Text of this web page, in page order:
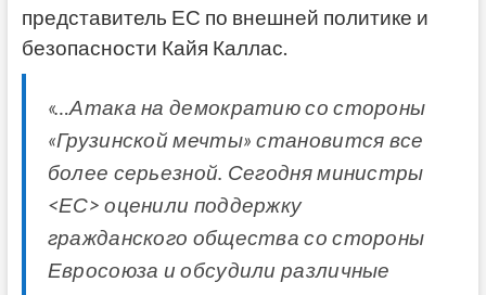
представитель ЕС по внешней политике и
безопасности Кайя Каллас.
«…Атака на демократию со стороны
«Грузинской мечты» становится все
более серьезной. Сегодня министры
<ЕС> оценили поддержку
гражданского общества со стороны
Евросоюза и обсудили различные